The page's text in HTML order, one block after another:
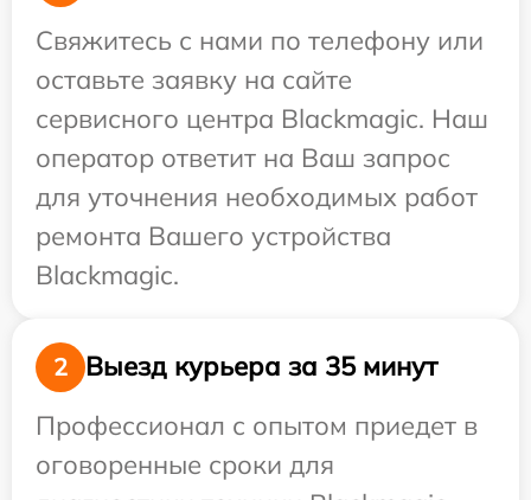
Свяжитесь с нами по телефону или
оставьте заявку на сайте
сервисного центра Blackmagic. Наш
оператор ответит на Ваш запрос
для уточнения необходимых работ
ремонта Вашего устройства
Blackmagic.
2
Выезд курьера за 35 минут
Профессионал с опытом приедет в
оговоренные сроки для